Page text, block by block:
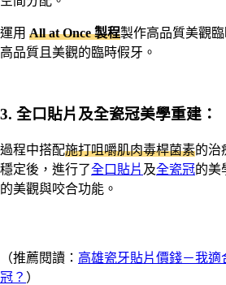
運用 All at Once 製程製作高品質美觀
高品質且美觀的臨時假牙。
3. 全口貼片及全瓷冠美學重建：
過程中搭配施打咀嚼肌肉毒桿菌素的治
穩定後，進行了全口貼片 及全瓷冠的美
的美觀與咬合功能。
（推薦閱讀： 高雄瓷牙貼片價錢－我適
冠？ ）